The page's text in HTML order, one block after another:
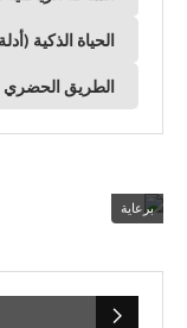
الحياة الذكية
الطريق الحضري
برعاية